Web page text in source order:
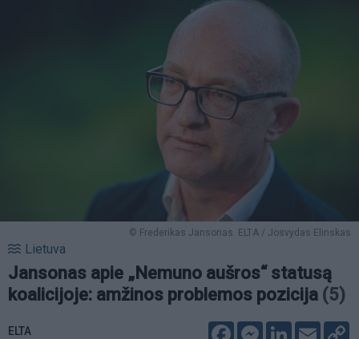
© Frederikas Jansonas. ELTA / Josvydas Elinskas
Lietuva
Jansonas apie „Nemuno aušros“ statusą
koalicijoje: amžinos problemos pozicija (5)
ELTA
FacebookMessenger
LinkedIn
Email